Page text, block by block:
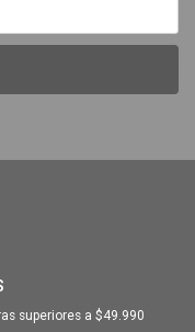
superiores a $49.990